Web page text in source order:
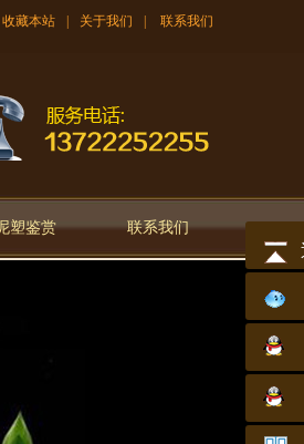
收藏本站 关于我们 联系我们
塑鉴赏 联系我们